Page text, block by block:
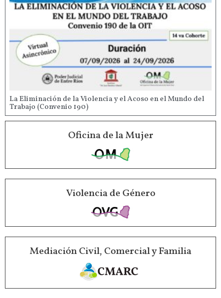
La Eliminación de la Violencia y el Acoso en el Mundo del
Trabajo (Convenio 190)
Oficina de la Mujer
Violencia de Género
Mediación Civil, Comercial y Familia